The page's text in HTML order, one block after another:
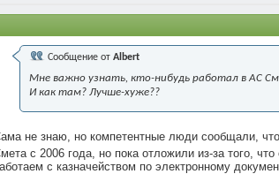
Сообщение от Аlbert
Мне важно узнать, кто-нибудь работал в АС
И как там? Лучше-хуже??
не знаю, но компетентные люди сообщали,
с 2006 года, но пока отложили из-за того,
с казначейством по электронному